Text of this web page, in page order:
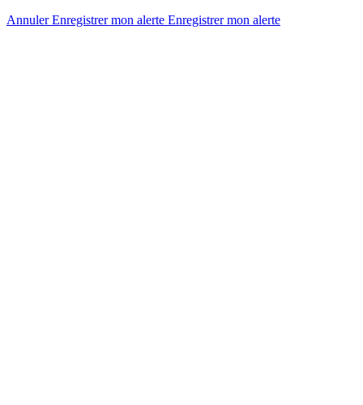
AnnulerEnregistrer mon alerte Enregistrermon alerte